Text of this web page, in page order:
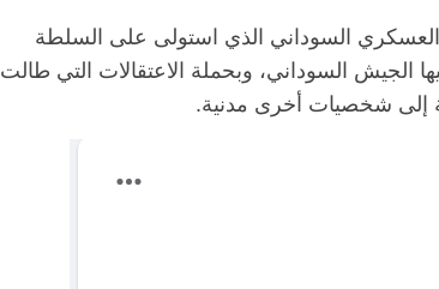
السوداني الذي استولى على السلطة
الجيش السوداني، وبحملة الاعتقالات التي طالت
إلى شخصيات أخرى مدنية.